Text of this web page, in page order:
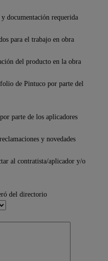
documentación requerida
para el trabajo en obra
del producto en la obra
de Pintuco por parte del
parte de los aplicadores
y novedades
al contratista/aplicador y/o
del directorio